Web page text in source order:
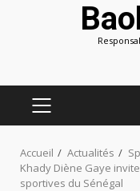
MENU
PRINCIPAL
Accueil Actualités
Khady Diène Gaye
sportives du Sénégal